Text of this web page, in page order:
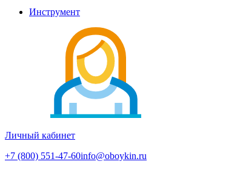
Инструмент
Личный кабинет
+7 (800) 551-47-60info@oboykin.ru